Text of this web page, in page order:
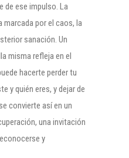
de ese impulso. La
marcada por el caos, la
sanación. Un
misma refleja en el
hacerte perder tu
y quién eres, y dejar de
convierte así en un
una invitación
y